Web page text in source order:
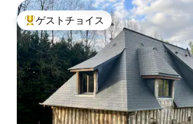
大好評のゲストチョイスです。
ゲストチョイス